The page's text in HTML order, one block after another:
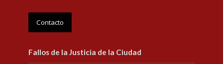
Contacto
Fallos de la Justicia de la Ciudad